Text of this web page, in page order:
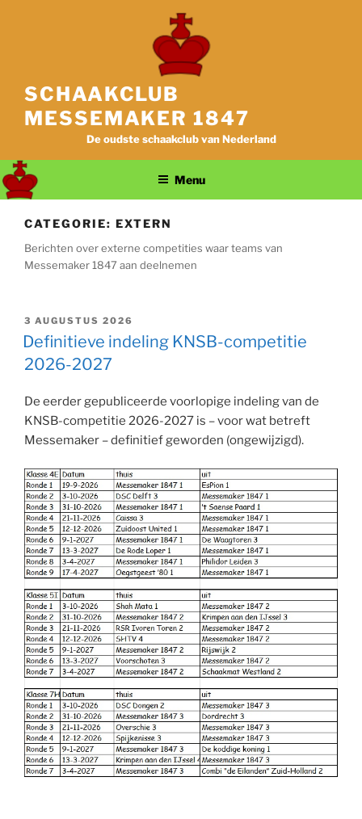
SCHAAKCLUB
MESSEMAKER 1847
De oudste schaakclub van Nederland
Menu
CATEGORIE: EXTERN
Berichten over externe competities waar teams van
Messemaker 1847 aan deelnemen
GEPLAATST
OP
3 AUGUSTUS 2026
Definitieve indeling KNSB-competitie
2026-2027
De eerder gepubliceerde voorlopige indeling van de
KNSB-competitie 2026-2027 is – voor wat betreft
Messemaker – definitief geworden (ongewijzigd).